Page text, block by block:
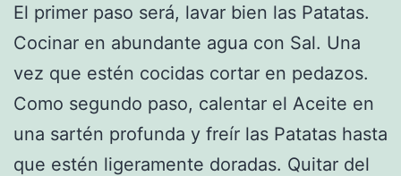
El primer paso será, lavar bien las Patatas.
Cocinar en abundante agua con Sal. Una
vez que estén cocidas cortar en pedazos.
Como segundo paso, calentar el Aceite en
una sartén profunda y freír las Patatas hasta
que estén ligeramente doradas. Quitar del